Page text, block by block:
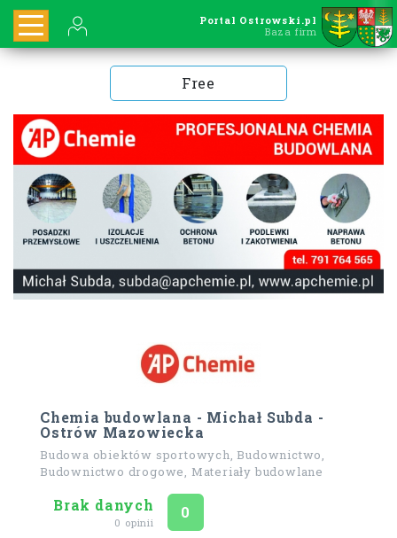
Portal Ostrowski.pl
Baza firm
Free
Chemia budowlana - Michał Subda -
Ostrów Mazowiecka
Budowa obiektów sportowych, Budownictwo,
Budownictwo drogowe, Materiały budowlane
Brak danych
0 opinii
Ocena
0